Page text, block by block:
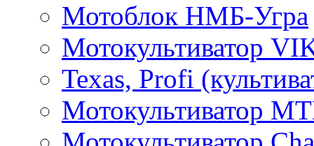
Мотоблок НМБ-Угра
Мотокультиватор
Texas, Profi
Мотокультиватор